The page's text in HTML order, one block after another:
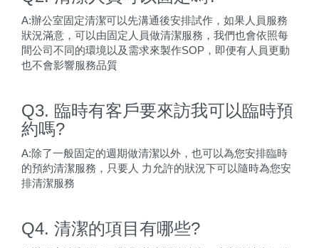
A:辦公室固定清潔可以先溝通後安排試作，如果人員服務
狀況滿意，可以由固定人員做清潔服務，我們也會依照每
間公司不同的環境以及需求來製作SOP，即便有人員更動
也不會影響服務品質
Q3. 臨時有客戶要來訪我可以臨時預
約嗎?
A:除了一般固定的週期做清潔以外，也可以為您安排臨時
的預約清潔服務，只要人 力允許的狀況下可以隨時為您安
排清潔服務
Q4. 清潔的項目有哪些?